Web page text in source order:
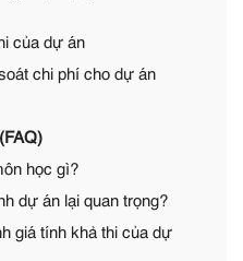
của dự án
chi phí cho dự án
học gì?
dự án lại quan trọng?
giá tính khả thi của dự